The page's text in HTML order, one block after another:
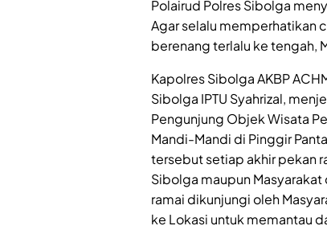
Polairud Polres Sibolga
Agar selalu memperhatikan
berenang terlalu ke tengah,
Kapolres Sibolga AKBP
Sibolga IPTU Syahrizal,
Pengunjung Objek Wisata
Mandi-Mandi di Pinggir
tersebut setiap akhir pekan
Sibolga maupun
ramai dikunjungi oleh
ke Lokasi untuk memantau